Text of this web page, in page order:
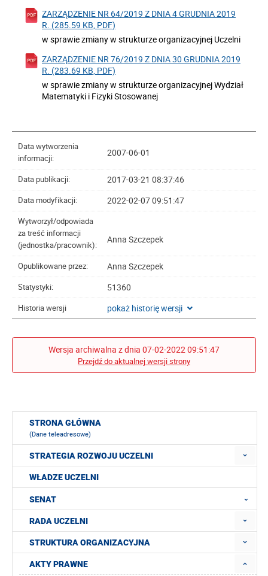
ZARZĄDZENIE NR 64/2019 Z DNIA 4 GRUDNIA 2019
R. (285.59 KB, PDF)
w sprawie zmiany w strukturze organizacyjnej Uczelni
ZARZĄDZENIE NR 76/2019 Z DNIA 30 GRUDNIA 2019
R. (283.69 KB, PDF)
w sprawie zmiany w strukturze organizacyjnej Wydział
Matematyki i Fizyki Stosowanej
Data wytworzenia
informacji:
2007-06-01
Data publikacji: 2017-03-21 08:37:46
Data modyfikacji: 2022-02-07 09:51:47
Wytworzył/odpowiada
za treść informacji
(jednostka/pracownik):
Anna Szczepek
Opublikowane przez: Anna Szczepek
Statystyki: 51360
Historia wersji pokaż historię wersji
Wersja archiwalna z dnia 07-02-2022 09:51:47
Przejdź do aktualnej wersji strony
STRONA GŁÓWNA
(Dane teleadresowe)
STRATEGIA ROZWOJU UCZELNI
WŁADZE UCZELNI
SENAT
RADA UCZELNI
STRUKTURA ORGANIZACYJNA
AKTY PRAWNE